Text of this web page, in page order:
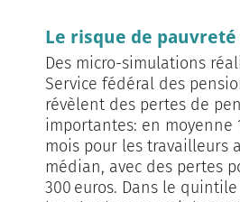
Le risque de pauvreté
Des micro-simulations
Service fédéral des
révèlent des pertes de
importantes: en moyenne
mois pour les travailleurs
médian, avec des pertes
300 euros. Dans le